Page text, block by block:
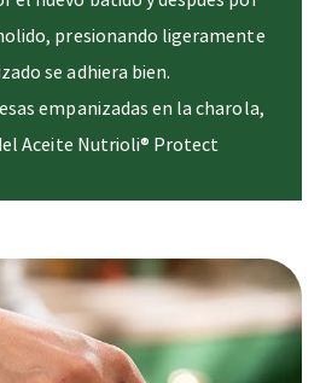
presionando ligeramente
se adhiera bien.
empanizadas en la charola,
Aceite Nutrioli® Protect
cocidas.
con el diente de ajo. Calienta
Nutrioli® Protect Defensas
la salsa, sazona con sal,